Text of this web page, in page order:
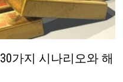
가지 시나리오와 해